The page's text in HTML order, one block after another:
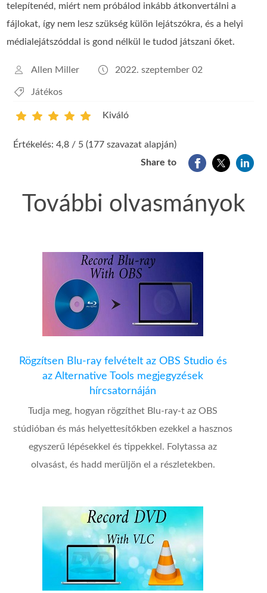
telepítenéd, miért nem próbálod inkább átkonvertálni a
fájlokat, így nem lesz szükség külön lejátszókra, és a helyi
médialejátszóddal is gond nélkül le tudod játszani őket.
Allen Miller 2022. szeptember 02
Játékos
1
Kiváló
Értékelés: 4,8 / 5 (177 szavazat alapján)
Share to
További olvasmányok
Rögzítsen Blu-ray felvételt az OBS Studio és
az Alternative Tools megjegyzések
hírcsatornáján
Tudja meg, hogyan rögzíthet Blu-ray-t az OBS
stúdióban és más helyettesítőkben ezekkel a hasznos
egyszerű lépésekkel és tippekkel. Folytassa az
olvasást, és hadd merüljön el a részletekben.